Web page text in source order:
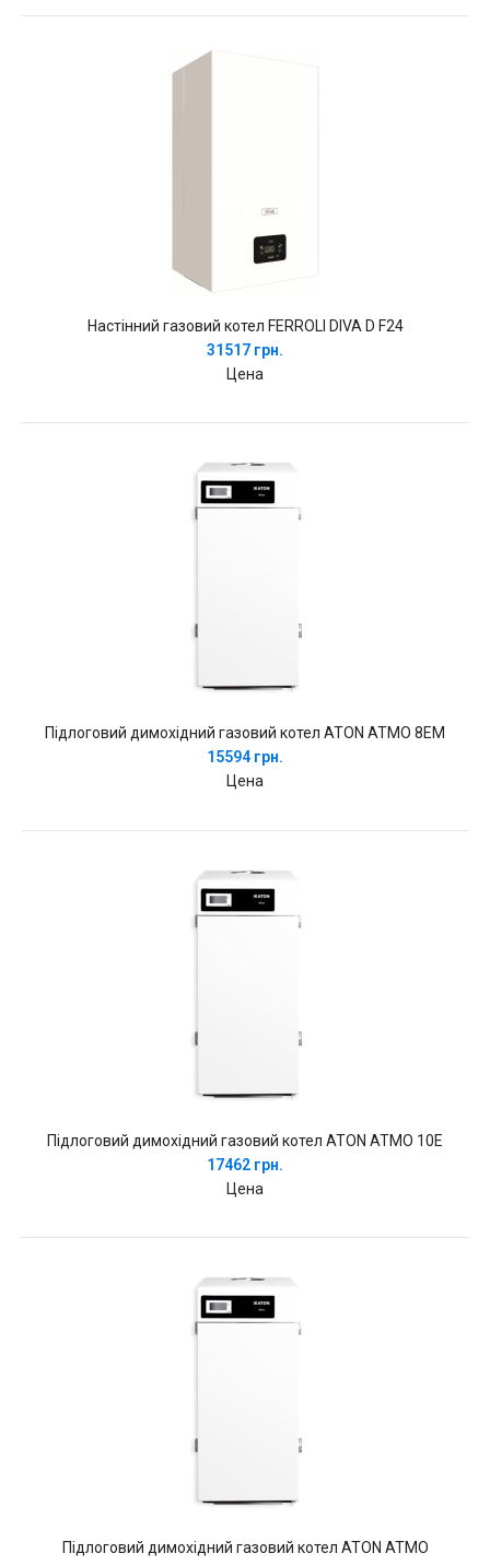
Настінний газовий котел FERROLI DIVA D F24
31517 грн.
Цена
Підлоговий димохідний газовий котел ATON ATMO 8EM
15594 грн.
Цена
Підлоговий димохідний газовий котел ATON ATMO 10E
17462 грн.
Цена
Підлоговий димохідний газовий котел ATON ATMO